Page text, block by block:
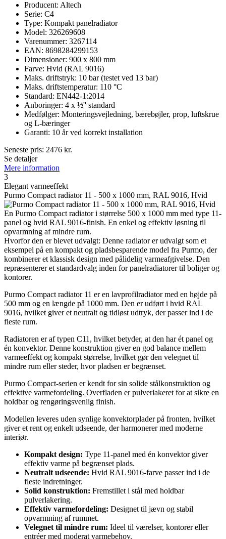
Producent: Altech
Serie: C4
Type: Kompakt panelradiator
Model: 326269608
Varenummer: 3267114
EAN: 8698284299153
Dimensioner: 900 x 800 mm
Farve: Hvid (RAL 9016)
Maks. driftstryk: 10 bar (testet ved 13 bar)
Maks. driftstemperatur: 110 °C
Standard: EN442-1:2014
Anboringer: 4 x ½'' standard
Medfølger: Monteringsvejledning, bærebøjler, prop, luftskrue
og L-bæringer
Garanti: 10 år ved korrekt installation
Seneste pris: 2476 kr.
Se detaljer
Mere information
3
Elegant varmeeffekt
Purmo Compact radiator 11 - 500 x 1000 mm, RAL 9016, Hvid
En Purmo Compact radiator i størrelse 500 x 1000 mm med type 11-
panel og hvid RAL 9016-finish. En enkel og effektiv løsning til
opvarmning af mindre rum.
Hvorfor den er blevet udvalgt: Denne radiator er udvalgt som et
eksempel på en kompakt og pladsbesparende model fra Purmo, der
kombinerer et klassisk design med pålidelig varmeafgivelse. Den
repræsenterer et standardvalg inden for panelradiatorer til boliger og
kontorer.
Purmo Compact radiator 11 er en lavprofilradiator med en højde på
500 mm og en længde på 1000 mm. Den er udført i hvid RAL
9016, hvilket giver et neutralt og tidløst udtryk, der passer ind i de
fleste rum.
Radiatoren er af typen C11, hvilket betyder, at den har ét panel og
én konvektor. Denne konstruktion giver en god balance mellem
varmeeffekt og kompakt størrelse, hvilket gør den velegnet til
mindre rum eller steder, hvor pladsen er begrænset.
Purmo Compact-serien er kendt for sin solide stålkonstruktion og
effektive varmefordeling. Overfladen er pulverlakeret for at sikre en
holdbar og rengøringsvenlig finish.
Modellen leveres uden synlige konvektorplader på fronten, hvilket
giver et rent og enkelt udseende, der harmonerer med moderne
interiør.
Kompakt design: Type 11-panel med én konvektor giver
effektiv varme på begrænset plads.
Neutralt udseende: Hvid RAL 9016-farve passer ind i de
fleste indretninger.
Solid konstruktion: Fremstillet i stål med holdbar
pulverlakering.
Effektiv varmefordeling: Designet til jævn og stabil
opvarmning af rummet.
Velegnet til mindre rum: Ideel til værelser, kontorer eller
entréer med moderat varmebehov.